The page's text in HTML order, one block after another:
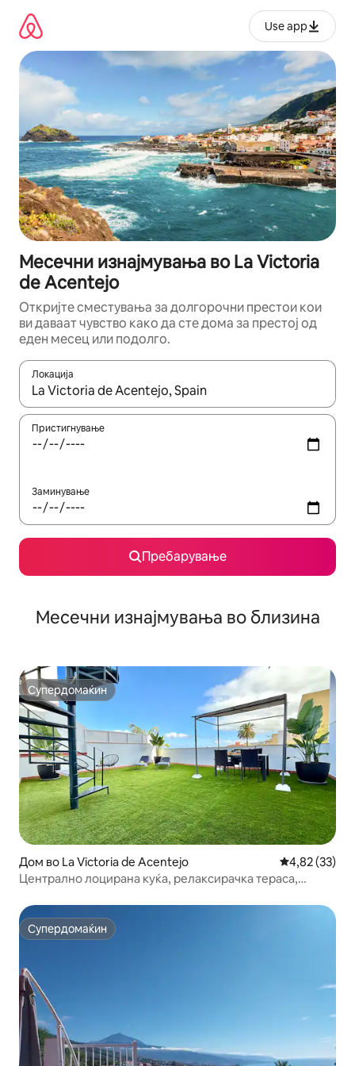
содржина
Use app
Месечни изнајмувања во La Victoria
de Acentejo
Откријте сместувања за долгорочни престои кои
ви даваат чувство како да сте дома за престој од
еден месец или подолго.
Локација
Кога резултатите се достапни, движете се со копчињата
Пристигнување
Заминување
Пребарување
Месечни изнајмувања во близина
Супердомаќин
Супердомаќин
Дом во La Victoria de Acentejo Просечна
4,82 (33)
Централно лоцирана куќа, релаксирачка тераса,
Супердомаќин
Супердомаќин